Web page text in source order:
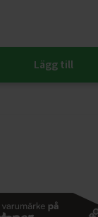
Lägg till